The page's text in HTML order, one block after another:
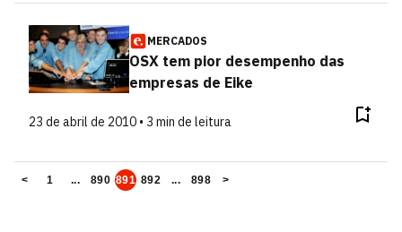
MERCADOS
OSX tem pior desempenho das
empresas de Eike
23 de abril de 2010 • 3 min de leitura
< 1 ... 890 891 892 ... 898 >